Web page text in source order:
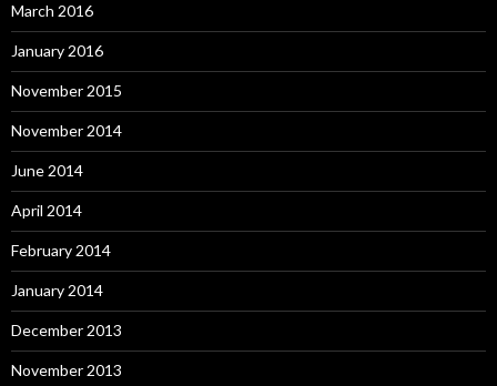
March 2016
January 2016
November 2015
November 2014
June 2014
April 2014
February 2014
January 2014
December 2013
November 2013